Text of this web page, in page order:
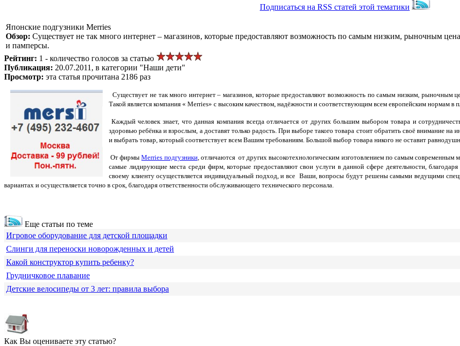
Подписаться на RSS статей этой тематики
Японские подгузники Merries
Обзор: Существует не так много интернет – магазинов, которые предоставляют возможность по самым низким, рыночным
и памперсы.
Рейтинг: 1 - количество голосов за статью
Публикация: 20.07.2011, в категории "Наши дети"
Просмотр: эта статья прочитана 2186 раз
Существует не так много интернет – магазинов, которые предоставляют возможность по самым низким, рыночным
Такой является компания « Merries» с высоким качеством, надёжности и соответствующим всем европейским нормам в
Каждый человек знает, что данная компания всегда отличается от других большим выбором товара и
здоровью ребёнка и взрослым, а доставят только радость. При выборе такого товара стоит обратить своё внимание на
и выбрать товар, который соответствует всем Вашим требованиям. Большой выбор товара никого не оставит
От фирмыMerries подгузники, отличаются от других высокотехнологическим изготовлением по самым современным
самые лидирующие места среди фирм, которые предоставляют свои услуги в данной сфере деятельности,
своему клиенту осуществляется индивидуальный подход, и все Ваши, вопросы будут решены самыми ведущими
вариантах и осуществляется точно в срок, благодаря ответственности обслуживающего технического персонала.
Еще статьи по теме
Игровое оборудование для детской площадки
Слинги для переноски новорожденных и детей
Какой конструктор купить ребенку?
Грудничковое плавание
Детские велосипеды от 3 лет: правила выбора
Как Вы оцениваете эту статью?